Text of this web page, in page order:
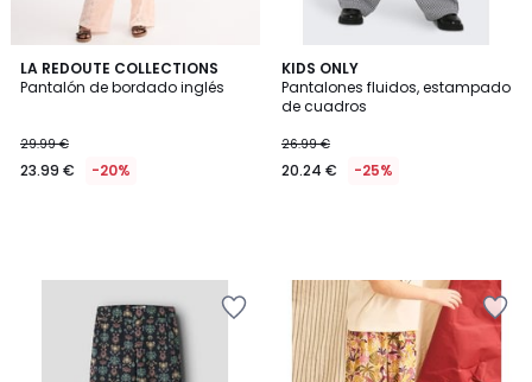
LA REDOUTE COLLECTIONS
Pantalón de bordado inglés
29.99 €
23.99 € -20%
KIDS ONLY
Pantalones fluidos, estampado
de cuadros
26.99 €
20.24 € -25%